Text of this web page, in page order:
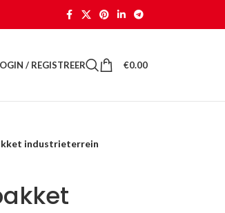
/ REGISTREER €0.00
industrieterrein